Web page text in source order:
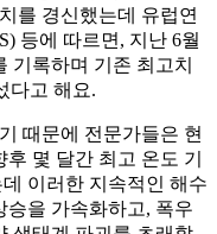
를 경신했는데 유럽연
등에 따르면, 지난 6월
기록하며 기존 최고치
다고 해요.
때문에 전문가들은 현
몇 달간 최고 온도 기
이러한 지속적인 해수
승을 가속화하고, 폭우